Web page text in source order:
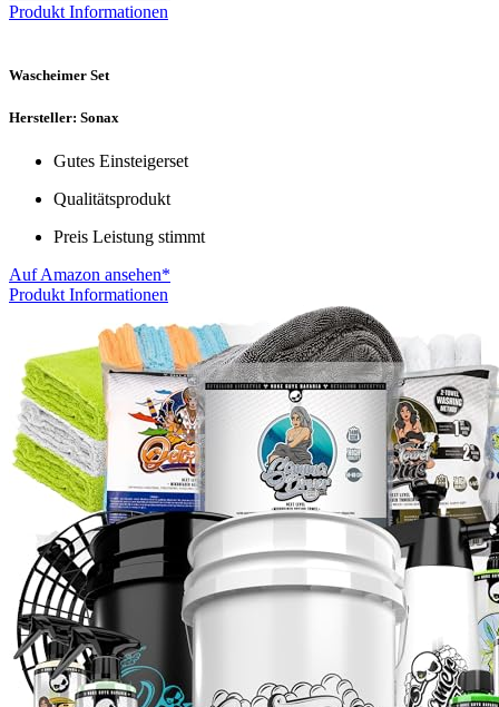
Produkt Informationen
Wascheimer Set
Hersteller: Sonax
Gutes Einsteigerset
Qualitätsprodukt
Preis Leistung stimmt
Auf Amazon ansehen*
Produkt Informationen